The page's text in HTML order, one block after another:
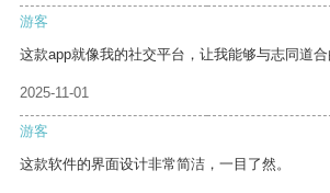
游客
这款app就像我的社交平台，让我能够与志同道合
2025-11-01
游客
这款软件的界面设计非常简洁，一目了然。